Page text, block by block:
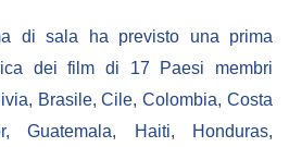
di sala ha previsto una prima
dei film di 17 Paesi membri
Brasile, Cile, Colombia, Costa
Guatemala, Haiti, Honduras,